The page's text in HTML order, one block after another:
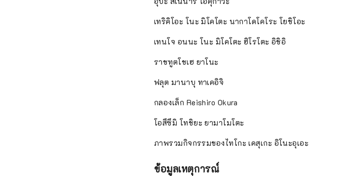
เทริคิโอะ โนะ มิโคโตะ นากาโดโคโระ โยชิโอะ
เทนโจ อนนะ โนะ มิโคโตะ ฮิโรโตะ อิชิอิ
ราชทูตโชเฮ ยาโนะ
ฟลุต มานาบุ ทาเคอิจิ
กลองเล็ก Reishiro Okura
โอสึซึมิ โทชิยะ ยามาโมโตะ
ภาพรวมกิจกรรมของไทโกะ เคสุเกะ อิโนะอุเอะ
ข้อมูลเหตุการณ์